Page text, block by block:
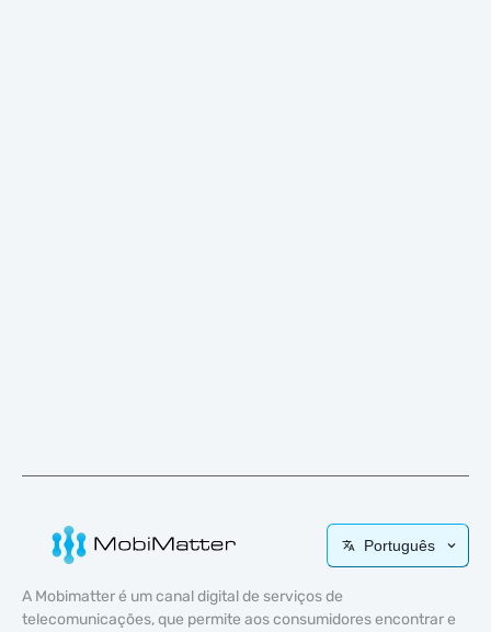
Português
A Mobimatter é um canal digital de serviços de
telecomunicações, que permite aos consumidores encontrar e